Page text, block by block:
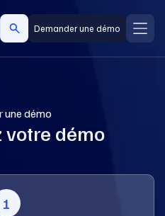
Demander une démo
une démo
votre démo
1